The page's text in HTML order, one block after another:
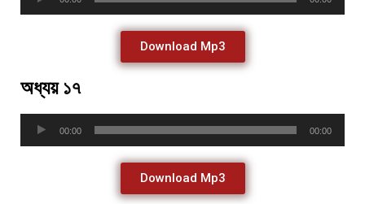
Download Mp3
অধ্যয় ১৭
00:00 00:00
Download Mp3